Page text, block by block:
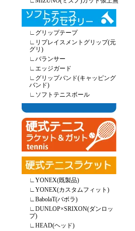
∟ グリップテープ
∟ リプレイスメントグリップ(元
グリ)
∟バランサー
∟エッジガード
∟ グリップバンド(キャッピング
バンド)
∟ ソフトテニスボール
∟YONEX(既製品)
∟YONEX(カスタムフィット)
∟BabolaT(バボラ)
∟DUNLOP×SRIXON(ダンロッ
プ)
∟HEAD(ヘッド)